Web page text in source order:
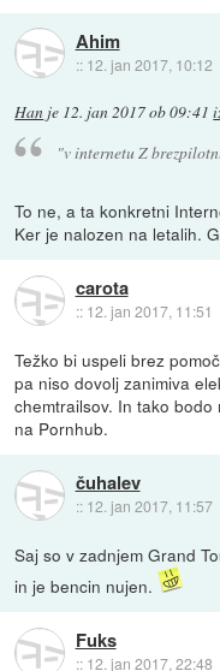
Ahim
:: 12. jan 2017, 10:12
Han je 12. jan 2017 ob 09:41
"v internetu Z
To ne, a ta konkretni
Ker je nalozen na letalih.
carota
:: 12. jan 2017, 11:51
Težko bi uspeli brez
pa niso dovolj zanimiva
chemtrailsov. In tako
na Pornhub.
čuhalev
:: 12. jan 2017, 11:57
Saj so v zadnjem Grand
in je bencin nujen.
Fuks
:: 12. jan 2017, 22:48